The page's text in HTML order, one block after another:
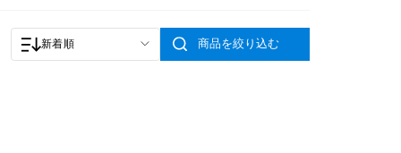
お気に入り お知らせ
新着順 商品を絞り込む